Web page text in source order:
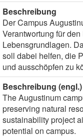
Beschreibung
Der Campus
Verantwortung für
Lebensgrundlagen.
soll dabei helfen, die
und ausschöpfen zu
Beschreibung (engl.)
The Augustinum
preserving natural
sustainability project
potential on campus.